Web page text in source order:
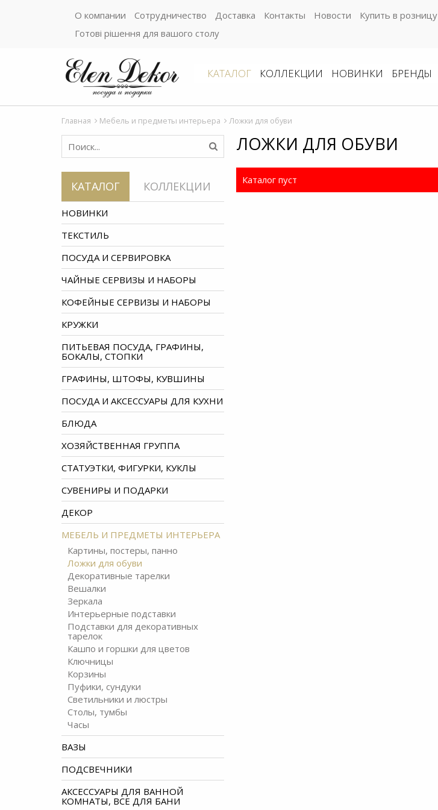
О компании Сотрудничество Доставка Контакты Новости
Купить в розницу
Готові рішення для вашого столу
КАТАЛОГ КОЛЛЕКЦИИ НОВИНКИ БРЕНДЫ
Главная Мебель и предметы интерьера Ложки для обуви
КАТАЛОГ КОЛЛЕКЦИИ
НОВИНКИ
ТЕКСТИЛЬ
ПОСУДА И СЕРВИРОВКА
ЧАЙНЫЕ СЕРВИЗЫ И НАБОРЫ
КОФЕЙНЫЕ СЕРВИЗЫ И НАБОРЫ
КРУЖКИ
ПИТЬЕВАЯ ПОСУДА, ГРАФИНЫ,
БОКАЛЫ, СТОПКИ
ГРАФИНЫ, ШТОФЫ, КУВШИНЫ
ПОСУДА И АКСЕССУАРЫ ДЛЯ КУХНИ
БЛЮДА
ХОЗЯЙСТВЕННАЯ ГРУППА
СТАТУЭТКИ, ФИГУРКИ, КУКЛЫ
СУВЕНИРЫ И ПОДАРКИ
ДЕКОР
МЕБЕЛЬ И ПРЕДМЕТЫ ИНТЕРЬЕРА
Картины, постеры, панно
Ложки для обуви
Декоративные тарелки
Вешалки
Зеркала
Интерьерные подставки
Подставки для декоративных
тарелок
Кашпо и горшки для цветов
Ключницы
Корзины
Пуфики, сундуки
Светильники и люстры
Столы, тумбы
Часы
ВАЗЫ
ПОДСВЕЧНИКИ
АКСЕССУАРЫ ДЛЯ ВАННОЙ
КОМНАТЫ, ВСЕ ДЛЯ БАНИ
ЛОЖКИ ДЛЯ ОБУВИ
Каталог пуст